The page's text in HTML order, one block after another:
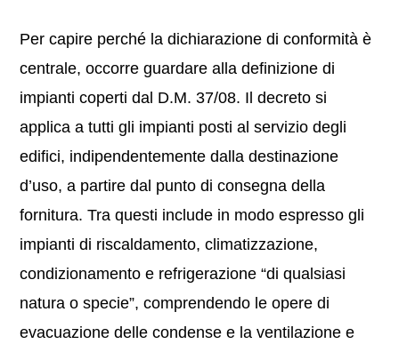
Per capire perché la dichiarazione di conformità è
centrale, occorre guardare alla definizione di
impianti coperti dal D.M. 37/08. Il decreto si
applica a tutti gli impianti posti al servizio degli
edifici, indipendentemente dalla destinazione
d’uso, a partire dal punto di consegna della
fornitura. Tra questi include in modo espresso gli
impianti di riscaldamento, climatizzazione,
condizionamento e refrigerazione “di qualsiasi
natura o specie”, comprendendo le opere di
evacuazione delle condense e la ventilazione e